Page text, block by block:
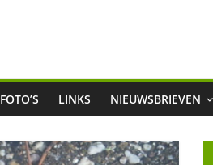
FOTO’S LINKS NIEUWSBRIEVEN